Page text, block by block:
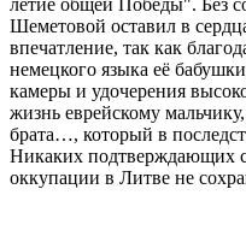
летие общей Победы". Без
Шеметовой оставил в
впечатление, так как
немецкого языка её
камеры и удочерения
жизнь еврейскому
брата…, который в
Никаких подтверждающих
оккупации в Литве не